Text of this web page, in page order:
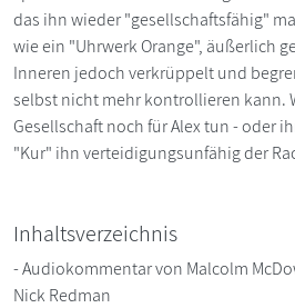
das ihn wieder "gesellschaftsfähig"
wie ein "Uhrwerk Orange", äußerlich
Inneren jedoch verkrüppelt und
selbst nicht mehr kontrollieren kann.
Gesellschaft noch für Alex tun - oder
"Kur" ihn verteidigungsunfähig der
Inhaltsverzeichnis
- Audiokommentar von Malcolm
Nick Redman